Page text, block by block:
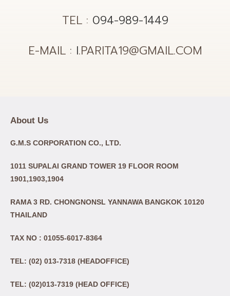
TEL : 094-989-1449
E-MAIL : I.PARITA19@GMAIL.COM
About Us
G.M.S CORPORATION CO., LTD.
1011 SUPALAI GRAND TOWER 19 FLOOR ROOM
1901,1903,1904
RAMA 3 RD. CHONGNONSL YANNAWA BANGKOK 10120
THAILAND
TAX NO : 01055-6017-8364
TEL: (02) 013-7318 (HEADOFFICE)
TEL: (02)013-7319 (HEAD OFFICE)